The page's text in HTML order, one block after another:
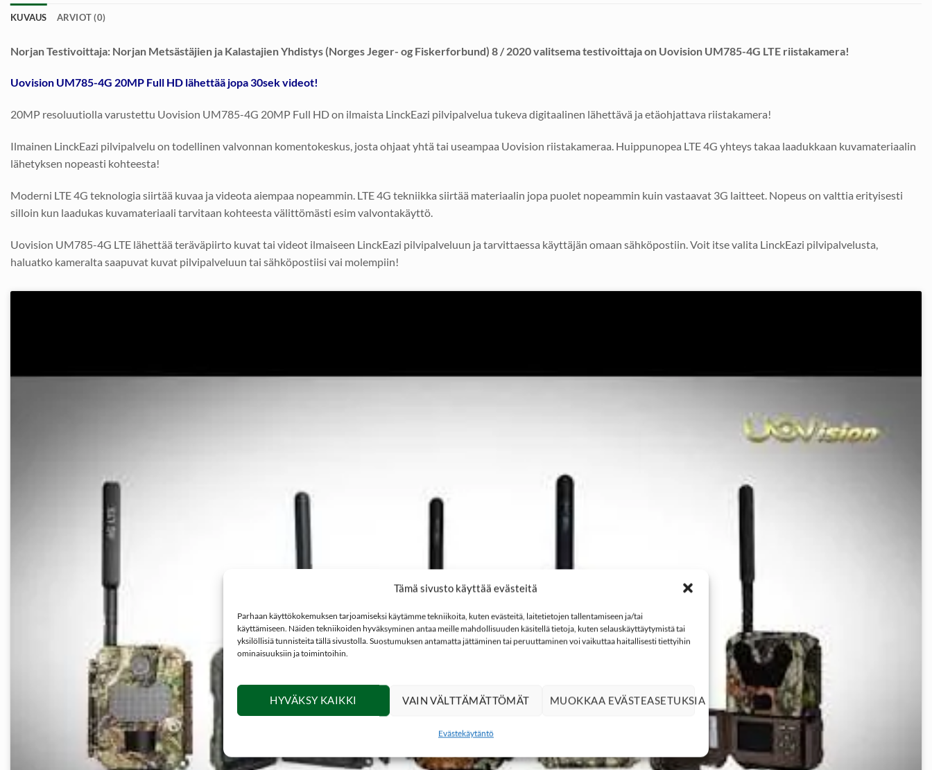
Tämä sivusto käyttää evästeitä
Parhaan käyttökokemuksen tarjoamiseksi käytämme tekniikoita, kuten evästeitä, laitetietojen tallentamiseen ja/tai
käyttämiseen. Näiden tekniikoiden hyväksyminen antaa meille mahdollisuuden käsitellä tietoja, kuten selauskäyttäytymistä tai
yksilöllisiä tunnisteita tällä sivustolla. Suostumuksen antamatta jättäminen tai peruuttaminen voi vaikuttaa haitallisesti tiettyihin
ominaisuuksiin ja toimintoihin.
HYVÄKSY KAIKKI VAIN VÄLTTÄMÄTTÖMÄT MUOKKAA EVÄSTEASETUKSIA
Evästekäytäntö
KUVAUS ARVIOT (0)
Norjan Testivoittaja: Norjan Metsästäjien ja Kalastajien Yhdistys (Norges Jeger- og Fiskerforbund) 8 / 2020 valitsema testivoittaja on Uovision UM785-4G LTE riistakamera!
Uovision UM785-4G 20MP Full HD lähettää jopa 30sek videot!
20MP resoluutiolla varustettu Uovision UM785-4G 20MP Full HD on ilmaista LinckEazi pilvipalvelua tukeva digitaalinen lähettävä ja etäohjattava riistakamera!
Ilmainen LinckEazi pilvipalvelu on todellinen valvonnan komentokeskus, josta ohjaat yhtä tai useampaa Uovision riistakameraa. Huippunopea LTE 4G yhteys takaa laadukkaan kuvamateriaalin
lähetyksen nopeasti kohteesta!
Moderni LTE 4G teknologia siirtää kuvaa ja videota aiempaa nopeammin. LTE 4G tekniikka siirtää materiaalin jopa puolet nopeammin kuin vastaavat 3G laitteet. Nopeus on valttia erityisesti
silloin kun laadukas kuvamateriaali tarvitaan kohteesta välittömästi esim valvontakäyttö.
Uovision UM785-4G LTE lähettää teräväpiirto kuvat tai videot ilmaiseen LinckEazi pilvipalveluun ja tarvittaessa käyttäjän omaan sähköpostiin. Voit itse valita LinckEazi pilvipalvelusta,
haluatko kameralta saapuvat kuvat pilvipalveluun tai sähköpostiisi vai molempiin!
Paina tästä hyväksyäksesi markkinointi
evästeet ottaaksesi tämän sisällön
käyttöön